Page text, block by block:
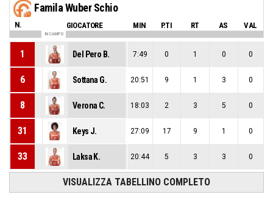
Famila Wuber Schio
N. GIOCATORE MIN P.TI RT AS VAL
IN CAMPO
1 Del Pero B. 7:49 0 1 0 0
6 Sottana G. 20:51 9 1 3 0
8 Verona C. 18:03 2 3 5 0
31 Keys J. 27:09 17 9 1 0
33 Laksa K. 20:44 5 3 3 0
VISUALIZZA TABELLINO COMPLETO